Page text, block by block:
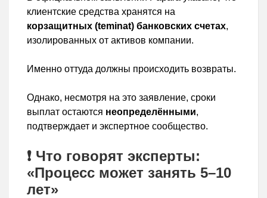
клиентские средства хранятся на
корзащитных (teminat) банковских счетах,
изолированных от активов компании.
Именно оттуда должны происходить возвраты.
Однако, несмотря на это заявление, сроки
выплат остаются неопределёнными,
подтверждает и экспертное сообщество.
❗ Что говорят эксперты:
«Процесс может занять 5–10
лет»